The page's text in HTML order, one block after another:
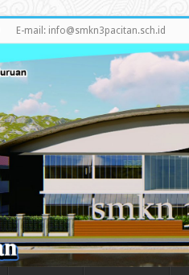
E-mail: info@smkn3pacitan.sch.id